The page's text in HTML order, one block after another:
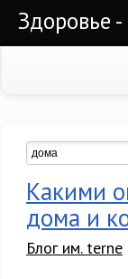
Здоровье
Какими
дома и
Блог им. terne